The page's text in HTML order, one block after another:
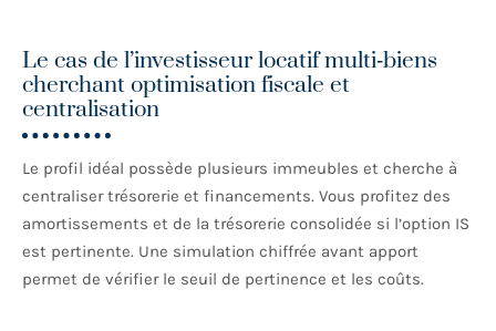
Le cas de l’investisseur locatif multi‑biens
cherchant optimisation fiscale et
centralisation
Le profil idéal possède plusieurs immeubles et cherche à
centraliser trésorerie et financements. Vous profitez des
amortissements et de la trésorerie consolidée si l’option IS
est pertinente. Une simulation chiffrée avant apport
permet de vérifier le seuil de pertinence et les coûts.